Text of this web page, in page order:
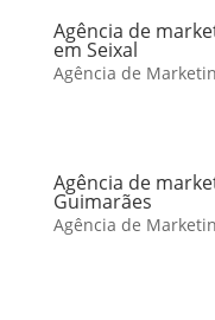
Agência de
em Seixal
Agência de
Agência de
Guimarães
Agência de